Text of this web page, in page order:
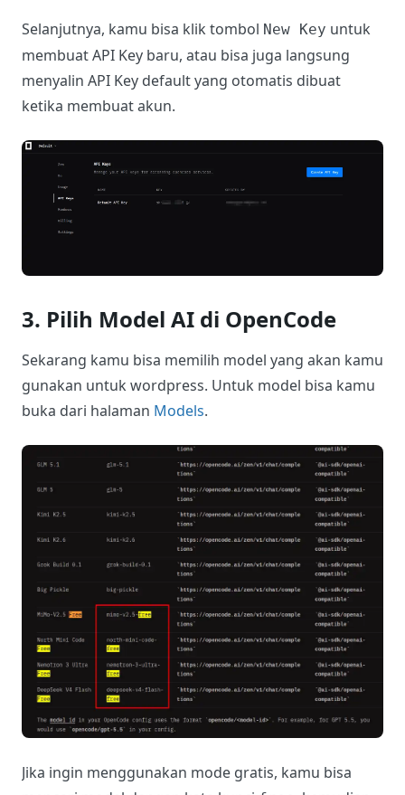
Selanjutnya, kamu bisa klik tombol New Key untuk
membuat API Key baru, atau bisa juga langsung
menyalin API Key default yang otomatis dibuat
ketika membuat akun.
3. Pilih Model AI di OpenCode
Sekarang kamu bisa memilih model yang akan kamu
gunakan untuk wordpress. Untuk model bisa kamu
buka dari halaman Models.
Jika ingin menggunakan mode gratis, kamu bisa